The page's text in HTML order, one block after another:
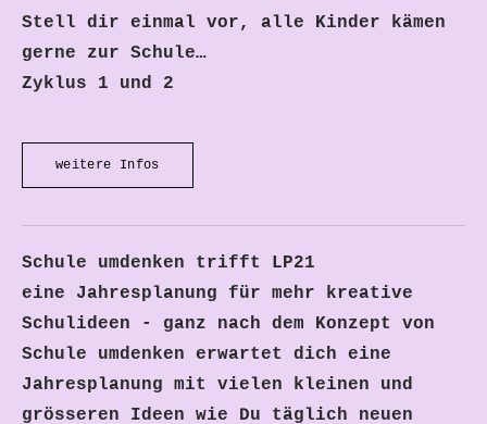
Stell dir einmal vor, alle Kinder kämen
gerne zur Schule…
Zyklus 1 und 2
weitere Infos
Schule umdenken trifft LP21
eine Jahresplanung für mehr kreative
Schulideen - ganz nach dem Konzept von
Schule umdenken erwartet dich eine
Jahresplanung mit vielen kleinen und
grösseren Ideen wie Du täglich neuen